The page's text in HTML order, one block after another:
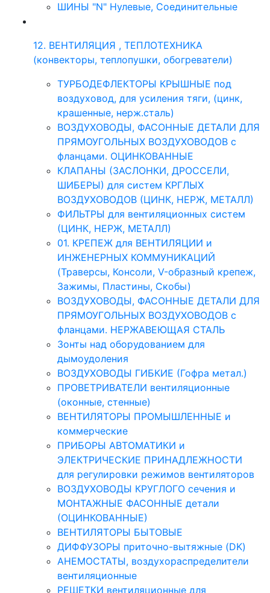
ШИНЫ "N" Нулевые, Соединительные
12. ВЕНТИЛЯЦИЯ , ТЕПЛОТЕХНИКА
(конвекторы, теплопушки, обогреватели)
ТУРБОДЕФЛЕКТОРЫ КРЫШНЫЕ под
воздуховод, для усиления тяги, (цинк,
крашенные, нерж.сталь)
ВОЗДУХОВОДЫ, ФАСОННЫЕ ДЕТАЛИ ДЛЯ
ПРЯМОУГОЛЬНЫХ ВОЗДУХОВОДОВ с
фланцами. ОЦИНКОВАННЫЕ
КЛАПАНЫ (ЗАСЛОНКИ, ДРОССЕЛИ,
ШИБЕРЫ) для систем КРГЛЫХ
ВОЗДУХОВОДОВ (ЦИНК, НЕРЖ, МЕТАЛЛ)
ФИЛЬТРЫ для вентиляционных систем
(ЦИНК, НЕРЖ, МЕТАЛЛ)
01. КРЕПЕЖ для ВЕНТИЛЯЦИИ и
ИНЖЕНЕРНЫХ КОММУНИКАЦИЙ
(Траверсы, Консоли, V-образный крепеж,
Зажимы, Пластины, Скобы)
ВОЗДУХОВОДЫ, ФАСОННЫЕ ДЕТАЛИ ДЛЯ
ПРЯМОУГОЛЬНЫХ ВОЗДУХОВОДОВ с
фланцами. НЕРЖАВЕЮЩАЯ СТАЛЬ
Зонты над оборудованием для
дымоудоления
ВОЗДУХОВОДЫ ГИБКИЕ (Гофра метал.)
ПРОВЕТРИВАТЕЛИ вентиляционные
(оконные, стенные)
ВЕНТИЛЯТОРЫ ПРОМЫШЛЕННЫЕ и
коммерческие
ПРИБОРЫ АВТОМАТИКИ и
ЭЛЕКТРИЧЕСКИЕ ПРИНАДЛЕЖНОСТИ
для регулировки режимов вентиляторов
ВОЗДУХОВОДЫ КРУГЛОГО сечения и
МОНТАЖНЫЕ ФАСОННЫЕ детали
(ОЦИНКОВАННЫЕ)
ВЕНТИЛЯТОРЫ БЫТОВЫЕ
ДИФФУЗОРЫ приточно-вытяжные (DK)
АНЕМОСТАТЫ, воздухораспределители
вентиляционные
РЕШЕТКИ вентиляционные для